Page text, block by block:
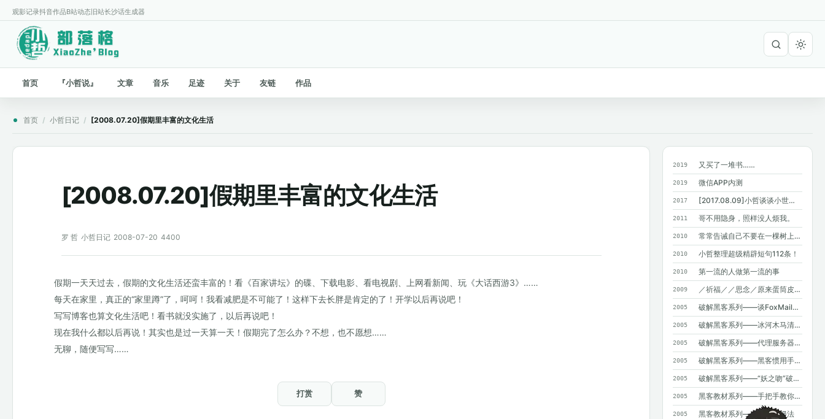
观影记录抖音作品B站动态 旧站长沙话生成器
首页 『小哲说』 文章 音乐 足迹 关于 友链 作品
首页 / 小哲日记 / [2008.07.20]假期里丰富的文化生活
2019 又买了一堆书……
2019 微信APP内测
2017 [2017.08.09]小哲谈谈小世界六度分隔理论
2011 哥不用隐身，照样没人烦我。
2010 常常告诫自己不要在一棵树上吊死，结果…...
2010 小哲整理超级精辟短句112条！
2010 第一流的人做第一流的事
2009 ／祈福／／思念／原来蛋筒皮能吃呀~
2005 破解黑客系列——谈FoxMail和OICQ泄密
2005 破解黑客系列——冰河木马清除法
2005 破解黑客系列——代理服务器藏IP（高手免看）
2005 破解黑客系列——黑客惯用手法揭密
2005 破解黑客系列——“妖之吻”破解法二则
2005 黑客教材系列——手把手教你NT入侵
2005 黑客教材系列——口令入侵法
[2008.07.20]假期里丰富的文化生活
罗 哲 小哲日记 2008-07-20 4400
假期一天天过去，假期的文化生活还蛮丰富的！看《百家讲坛》的碟、下载电影、看电视剧、上网看新闻、玩《大话西游3》……
每天在家里，真正的“家里蹲”了，呵呵！我看减肥是不可能了！这样下去长胖是肯定的了！开学以后再说吧！
写写博客也算文化生活吧！看书就没实施了，以后再说吧！
现在我什么都以后再说！其实也是过一天算一天！假期完了怎么办？不想，也不愿想……
无聊，随便写写……
打赏 赞